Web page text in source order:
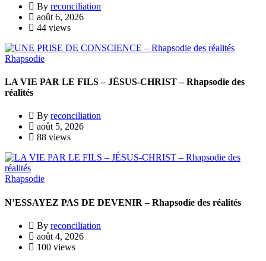
By reconciliation
août 6, 2026
44 views
Rhapsodie
LA VIE PAR LE FILS – JÉSUS-CHRIST – Rhapsodie des
réalités
By reconciliation
août 5, 2026
88 views
Rhapsodie
N’ESSAYEZ PAS DE DEVENIR – Rhapsodie des réalités
By reconciliation
août 4, 2026
100 views